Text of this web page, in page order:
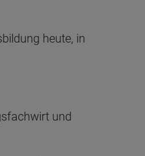
heute, in
und